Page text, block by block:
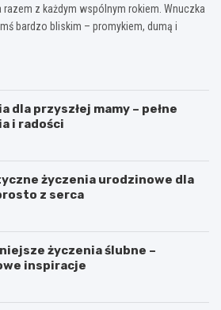
razem z każdym wspólnym rokiem. Wnuczka
bardzo bliskim – promykiem, dumą i
dla przyszłej mamy – pełne
i radości
życzenia urodzinowe dla
z serca
życzenia ślubne –
inspiracje